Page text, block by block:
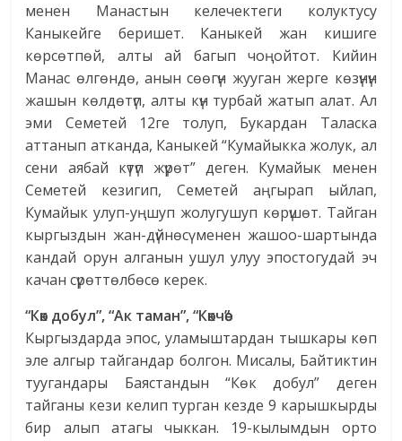
менен Манастын келечектеги колуктусу
Каныкейге беришет. Каныкей жан кишиге
көрсөтпөй, алты ай багып чоңойтот. Кийин
Манас өлгөндө, анын сөөгүн жууган жерге көзүнүн
жашын көлдөтүп, алты күн турбай жатып алат. Ал
эми Семетей 12ге толуп, Букардан Таласка
аттанып атканда, Каныкей “Кумайыкка жолук, ал
сени аябай күтүп жүрөт” деген. Кумайык менен
Семетей кезигип, Семетей аңгырап ыйлап,
Кумайык улуп-уңшуп жолугушуп көрүшөт. Тайган
кыргыздын жан-дүйнөсү менен жашоо-шартында
кандай орун алганын ушул улуу эпостогудай эч
качан сүрөттөлбөсө керек.
“Көк добул”, “Ак таман”, “Көкчөө”
Кыргыздарда эпос, уламыштардан тышкары көп
эле алгыр тайгандар болгон. Мисалы, Байтиктин
туугандары Баястандын “Көк добул” деген
тайганы кези келип турган кезде 9 карышкырды
бир алып атагы чыккан. 19-кылымдын орто